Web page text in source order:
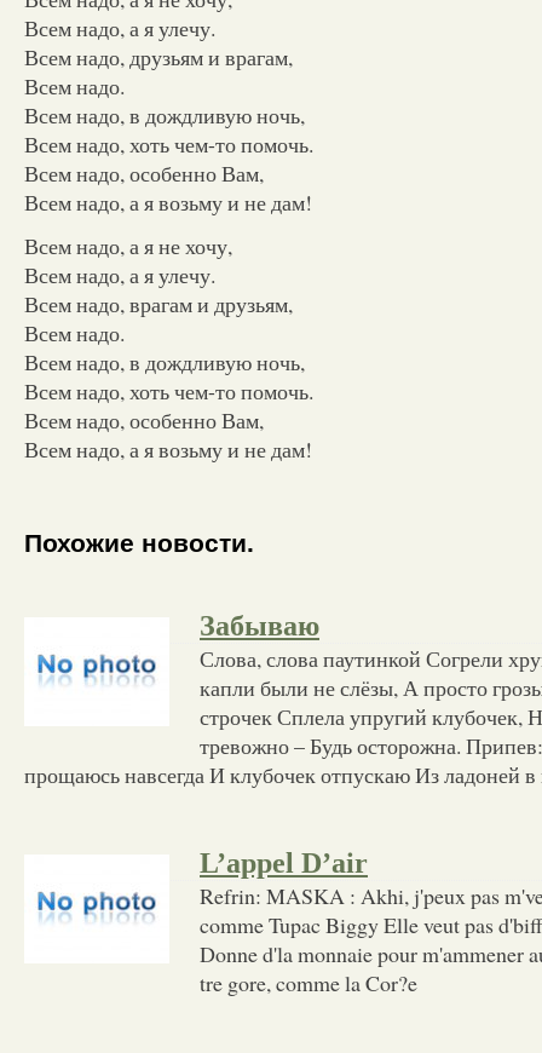
Всем надо, а я улечу.
Всем надо, друзьям и врагам,
Всем надо.
Всем надо, в дождливую ночь,
Всем надо, хоть чем-то помочь.
Всем надо, особенно Вам,
Всем надо, а я возьму и не дам!
Всем надо, а я не хочу,
Всем надо, а я улечу.
Всем надо, врагам и друзьям,
Всем надо.
Всем надо, в дождливую ночь,
Всем надо, хоть чем-то помочь.
Всем надо, особенно Вам,
Всем надо, а я возьму и не дам!
Похожие новости.
Забываю
Слова, слова паутинкой Согрели
капли были не слёзы, А просто
строчек Сплела упругий клубочек,
тревожно – Будь осторожна.
прощаюсь навсегда И клубочек отпускаю Из ладоней
L’appel D’air
Refrin: MASKA : Akhi, j'peux pas
comme Tupac Biggy Elle veut pas
Donne d'la monnaie pour m'ammener
tre gore, comme la Cor?e